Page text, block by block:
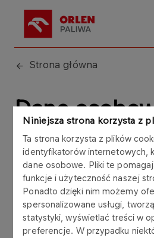
Niniejsza strona korzysta z
Ta strona korzysta z plików
identyfikatorów internetowych,
dane osobowe. Pliki te
funkcje i użyteczność naszej
Ponadto dzięki nim możemy
spersonalizowane usługi,
statystyki, wyświetlać treści w
preferencje. W przypadku
Strona główna
Dane
Informacji na temat
osobowych przez ORLEN
udziela: